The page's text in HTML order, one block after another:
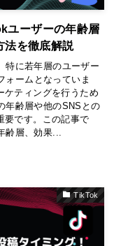
ユーザーの年齢層
法を徹底解説
特に若年層のユーザー
ォームとなっていま
ケティングを行うため
年齢層や他のSNSとの
要です。この記事で
齢層、効果...
TikTok